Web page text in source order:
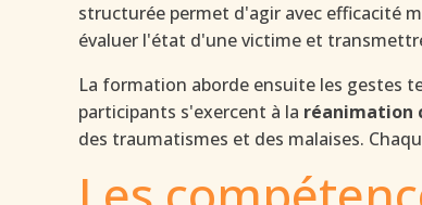
structurée permet d'agir avec efficacité
évaluer l'état d'une victime et
La formation aborde ensuite les gestes
participants s'exercent à la réanimation
des traumatismes et des malaises.